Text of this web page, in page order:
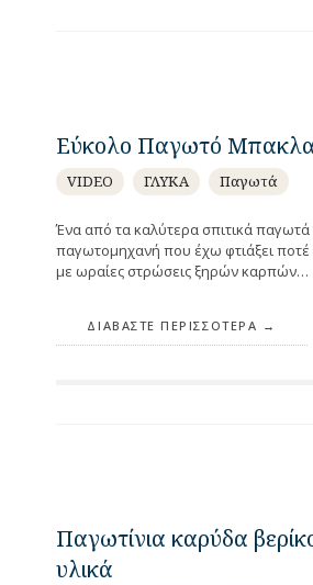
Εύκολο Παγωτό
VIDEO ΓΛΥΚΑ Παγωτά
Ένα από τα καλύτερα σπιτικά παγωτά
παγωτομηχανή που έχω φτιάξει ποτέ
με ωραίες στρώσεις ξηρών καρπών…
ΔΙΑΒΆΣΤΕ ΠΕΡΙΣΣΌΤΕΡΑ
Παγωτίνια καρύδα
υλικά